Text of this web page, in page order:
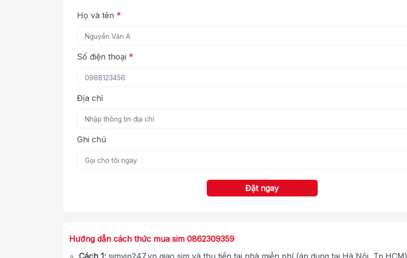
Họ và tên *
Số điện thoại *
Địa chỉ
Ghi chú
Đặt ngay
Hướng dẫn cách thức mua sim 0862309359
Cách 1: simvip247.vn giao sim và thu tiền tại nhà miễn phí (áp dụng tại Hà Nội, Tp.HCM)